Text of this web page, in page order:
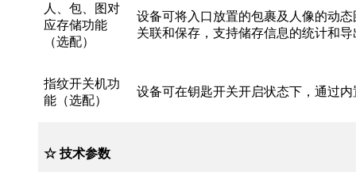
人、包、图对
应存储功能
（选配）
设备可将入口放置的包裹及人像的动
关联和保存，支持储存信息的统计和
指纹开关机功
能（选配）
设备可在钥匙开关开启状态下，通过
☆ 技术参数